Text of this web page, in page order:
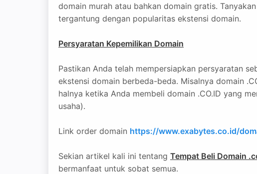
domain murah atau bahkan domain gratis.
tergantung dengan popularitas ekstensi domain.
Persyaratan Kepemilikan Domain
Pastikan Anda telah mempersiapkan persyaratan
ekstensi domain berbeda-beda. Misalnya domain
halnya ketika Anda membeli domain .CO.ID yang
usaha).
Link order domain https://www.exabytes.co.id/
Sekian artikel kali ini tentang Tempat Beli Domain
bermanfaat untuk sobat semua.